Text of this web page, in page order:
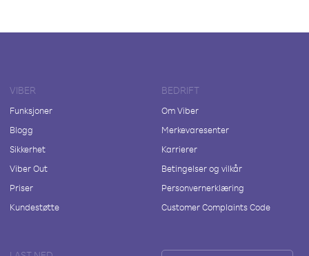
VIBER
Funksjoner
Blogg
Sikkerhet
Viber Out
Priser
Kundestøtte
BEDRIFT
Om Viber
Merkevaresenter
Karrierer
Betingelser og vilkår
Personvernerklæring
Customer Complaints Code